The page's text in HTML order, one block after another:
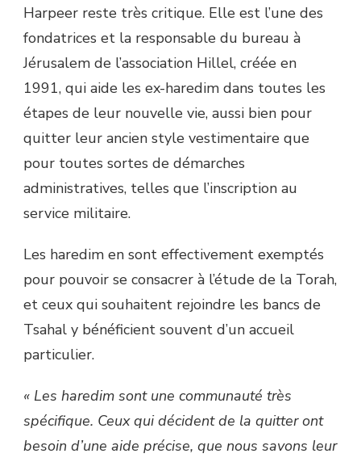
Harpeer reste très critique. Elle est l’une des
fondatrices et la responsable du bureau à
Jérusalem de l’association Hillel, créée en
1991, qui aide les ex-haredim dans toutes les
étapes de leur nouvelle vie, aussi bien pour
quitter leur ancien style vestimentaire que
pour toutes sortes de démarches
administratives, telles que l’inscription au
service militaire.
Les haredim en sont effectivement exemptés
pour pouvoir se consacrer à l’étude de la Torah,
et ceux qui souhaitent rejoindre les bancs de
Tsahal y bénéficient souvent d’un accueil
particulier.
« Les haredim sont une communauté très
spécifique. Ceux qui décident de la quitter ont
besoin d’une aide précise, que nous savons leur